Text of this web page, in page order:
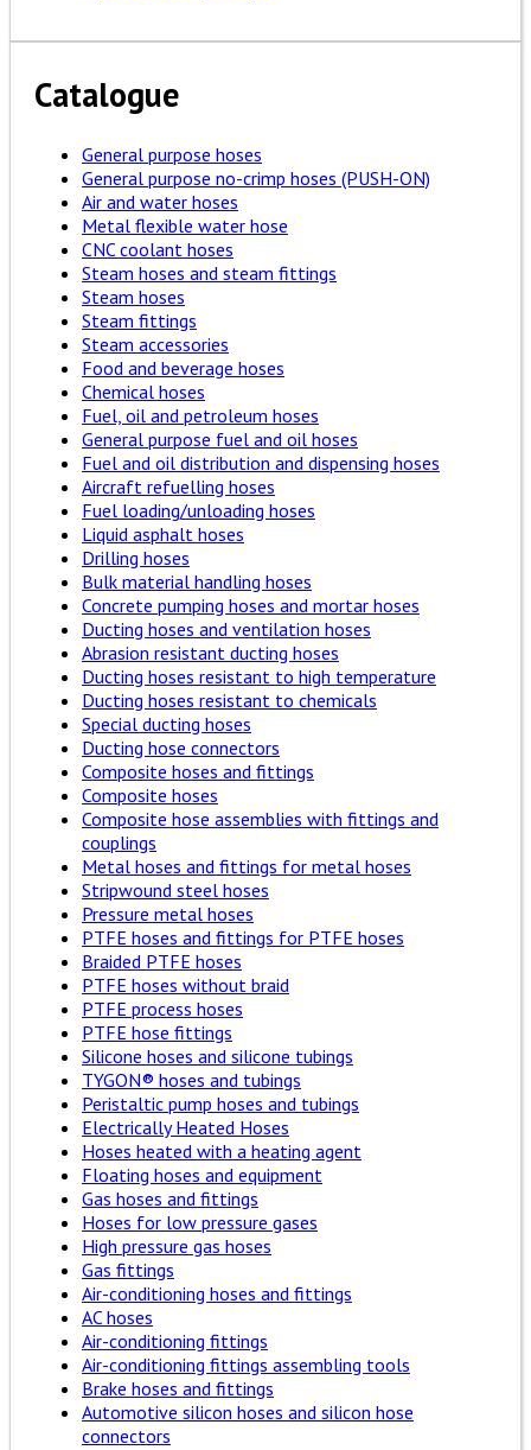
Catalogue
General purpose hoses
General purpose no-crimp hoses (PUSH-ON)
Air and water hoses
Metal flexible water hose
CNC coolant hoses
Steam hoses and steam fittings
Steam hoses
Steam fittings
Steam accessories
Food and beverage hoses
Chemical hoses
Fuel, oil and petroleum hoses
General purpose fuel and oil hoses
Fuel and oil distribution and dispensing hoses
Aircraft refuelling hoses
Fuel loading/unloading hoses
Liquid asphalt hoses
Drilling hoses
Bulk material handling hoses
Concrete pumping hoses and mortar hoses
Ducting hoses and ventilation hoses
Abrasion resistant ducting hoses
Ducting hoses resistant to high temperature
Ducting hoses resistant to chemicals
Special ducting hoses
Ducting hose connectors
Composite hoses and fittings
Composite hoses
Composite hose assemblies with fittings and
couplings
Metal hoses and fittings for metal hoses
Stripwound steel hoses
Pressure metal hoses
PTFE hoses and fittings for PTFE hoses
Braided PTFE hoses
PTFE hoses without braid
PTFE process hoses
PTFE hose fittings
Silicone hoses and silicone tubings
TYGON® hoses and tubings
Peristaltic pump hoses and tubings
Electrically Heated Hoses
Hoses heated with a heating agent
Floating hoses and equipment
Gas hoses and fittings
Hoses for low pressure gases
High pressure gas hoses
Gas fittings
Air-conditioning hoses and fittings
AC hoses
Air-conditioning fittings
Air-conditioning fittings assembling tools
Brake hoses and fittings
Automotive silicon hoses and silicon hose
connectors